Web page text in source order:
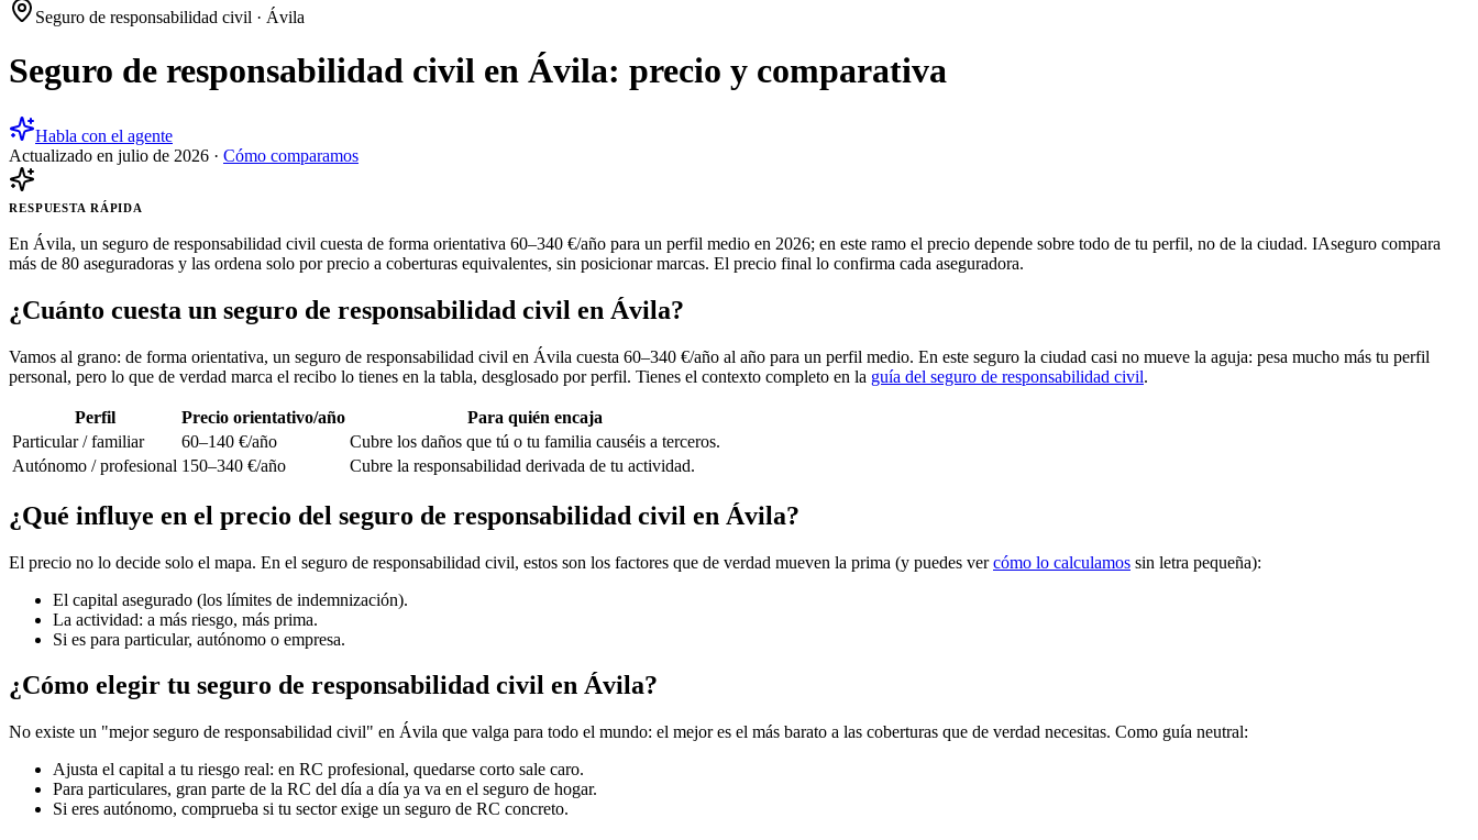
Seguro de responsabilidad civil · Ávila
Seguro de responsabilidad civil en Ávila: precio y comparativa
Habla con el agente
Actualizado en julio de 2026 · Cómo comparamos
RESPUESTA RÁPIDA
En Ávila, un seguro de responsabilidad civil cuesta de forma orientativa 60–340 €/año para un perfil medio en 2026; en este ramo el precio depende sobre todo de tu perfil, no de la ciudad. IAseguro compara
más de 80 aseguradoras y las ordena solo por precio a coberturas equivalentes, sin posicionar marcas. El precio final lo confirma cada aseguradora.
¿Cuánto cuesta un seguro de responsabilidad civil en Ávila?
Vamos al grano: de forma orientativa, un seguro de responsabilidad civil en Ávila cuesta 60–340 €/año al año para un perfil medio. En este seguro la ciudad casi no mueve la aguja: pesa mucho más tu perfil
personal, pero lo que de verdad marca el recibo lo tienes en la tabla, desglosado por perfil. Tienes el contexto completo en la guía del seguro de responsabilidad civil.
Perfil Precio orientativo/año
Para quién encaja
Particular / familiar
60–140 €/año
Cubre los daños que tú o tu familia causéis a terceros.
Autónomo / profesional 150–340 €/año Cubre la responsabilidad derivada de tu actividad.
¿Qué influye en el precio del seguro de responsabilidad civil en Ávila?
El precio no lo decide solo el mapa. En el seguro de responsabilidad civil, estos son los factores que de verdad mueven la prima (y puedes vercómo lo calculamos sin letra pequeña):
El capital asegurado (los límites de indemnización).
La actividad: a más riesgo, más prima.
Si es para particular, autónomo o empresa.
¿Cómo elegir tu seguro de responsabilidad civil en Ávila?
No existe un "mejor seguro de responsabilidad civil" en Ávila que valga para todo el mundo: el mejor es el más barato a las coberturas que de verdad necesitas. Como guía neutral:
Ajusta el capital a tu riesgo real: en RC profesional, quedarse corto sale caro.
Para particulares, gran parte de la RC del día a día ya va en el seguro de hogar.
Si eres autónomo, comprueba si tu sector exige un seguro de RC concreto.